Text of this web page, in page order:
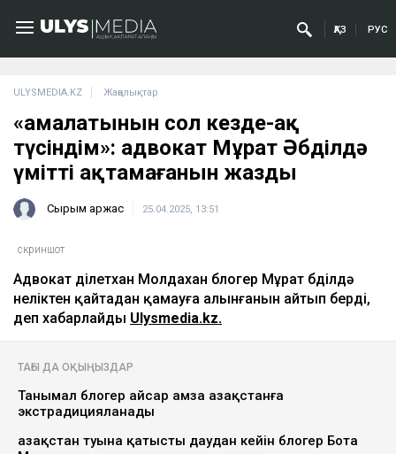
ҚАЗ РУС
ULYSMEDIA.KZ Жаңалықтар
«Қамалатынын сол кезде-ақ
түсіндім»: адвокат Мұрат Әбділдә
үмітті ақтамағанын жазды
Сырым Қаржас 25.04.2025, 13:51